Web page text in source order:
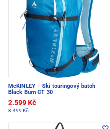
McKINLEY · Ski touringový batoh
Black Burn CT 30
2.599 Kč
3.499 Kč